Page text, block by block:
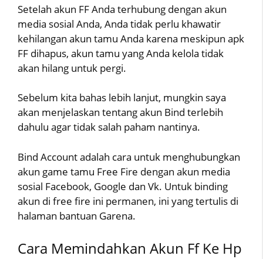
Setelah akun FF Anda terhubung dengan akun
media sosial Anda, Anda tidak perlu khawatir
kehilangan akun tamu Anda karena meskipun apk
FF dihapus, akun tamu yang Anda kelola tidak
akan hilang untuk pergi.
Sebelum kita bahas lebih lanjut, mungkin saya
akan menjelaskan tentang akun Bind terlebih
dahulu agar tidak salah paham nantinya.
Bind Account adalah cara untuk menghubungkan
akun game tamu Free Fire dengan akun media
sosial Facebook, Google dan Vk. Untuk binding
akun di free fire ini permanen, ini yang tertulis di
halaman bantuan Garena.
Cara Memindahkan Akun Ff Ke Hp